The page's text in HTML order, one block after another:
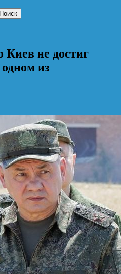
Киев не достиг
из